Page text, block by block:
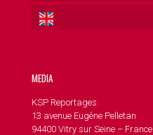
MEDIA
KSP Reportages
13 avenue Eugène Pelletan
94400 Vitry sur Seine – France